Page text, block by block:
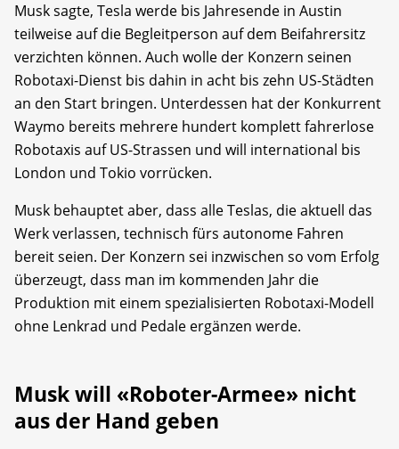
Musk sagte, Tesla werde bis Jahresende in Austin
teilweise auf die Begleitperson auf dem Beifahrersitz
verzichten können. Auch wolle der Konzern seinen
Robotaxi-Dienst bis dahin in acht bis zehn US-Städten
an den Start bringen. Unterdessen hat der Konkurrent
Waymo bereits mehrere hundert komplett fahrerlose
Robotaxis auf US-Strassen und will international bis
London und Tokio vorrücken.
Musk behauptet aber, dass alle Teslas, die aktuell das
Werk verlassen, technisch fürs autonome Fahren
bereit seien. Der Konzern sei inzwischen so vom Erfolg
überzeugt, dass man im kommenden Jahr die
Produktion mit einem spezialisierten Robotaxi-Modell
ohne Lenkrad und Pedale ergänzen werde.
Musk will «Roboter-Armee» nicht
aus der Hand geben